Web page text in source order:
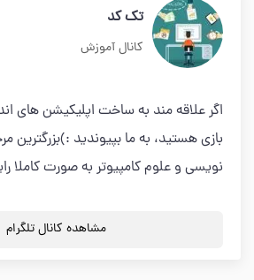
تک کد
کانال آموزش
اگر علاقه مند به ساخت اپلیکیشن های
بازی هستید، به ما بپیوندید :)بزرگترین
نویسی و علوم کامپیوتر به صورت کاملا
مشاهده کانال تلگرام